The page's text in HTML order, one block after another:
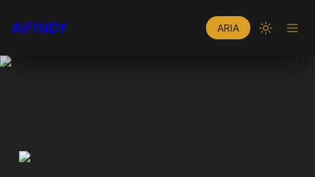
AIFINDY ARIA